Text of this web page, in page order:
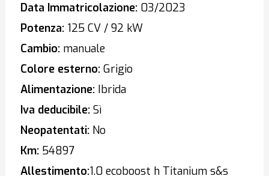
Data Immatricolazione:03/2023
Potenza:125 CV / 92 kW
Cambio:manuale
Colore esterno:Grigio
Alimentazione:Ibrida
Iva deducibile:Sì
Neopatentati:No
Km:54897
Allestimento:1.0 ecoboost h Titanium s&s